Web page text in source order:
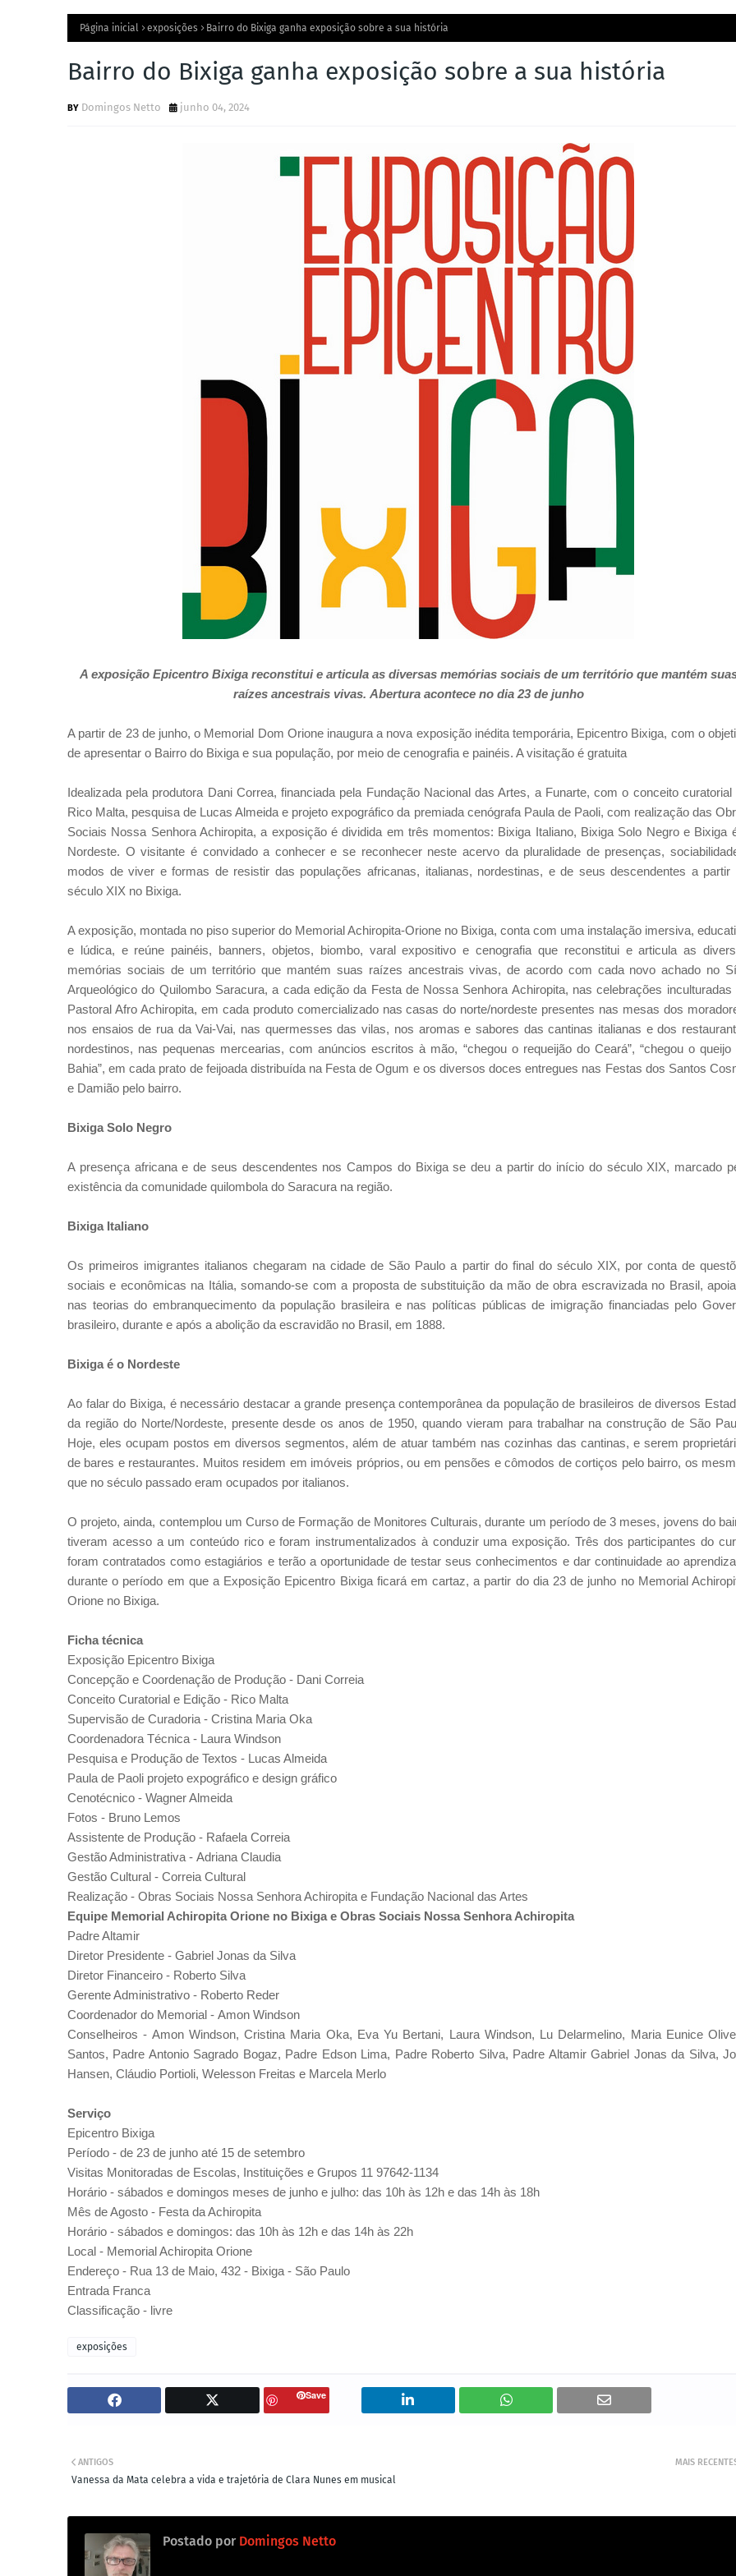
Página inicial exposições Bairro do Bixiga ganha exposição sobre a sua história
Bairro do Bixiga ganha exposição sobre a sua história
Domingos Netto junho 04, 2024
A exposição Epicentro Bixiga reconstitui e articula as diversas memórias sociais de um território que mantém
raízes ancestrais vivas. Abertura acontece no dia 23 de junho
A partir de 23 de junho, o Memorial Dom Orione inaugura a nova exposição inédita temporária, Epicentro Bixiga, com o
de apresentar o Bairro do Bixiga e sua população, por meio de cenografia e painéis. A visitação é gratuita
Idealizada pela produtora Dani Correa, financiada pela Fundação Nacional das Artes, a Funarte, com o conceito curatorial
Rico Malta, pesquisa de Lucas Almeida e projeto expográfico da premiada cenógrafa Paula de Paoli, com realização das
Sociais Nossa Senhora Achiropita, a exposição é dividida em três momentos: Bixiga Italiano, Bixiga Solo Negro e Bixiga
Nordeste. O visitante é convidado a conhecer e se reconhecer neste acervo da pluralidade de presenças,
modos de viver e formas de resistir das populações africanas, italianas, nordestinas, e de seus descendentes a partir
século XIX no Bixiga.
A exposição, montada no piso superior do Memorial Achiropita-Orione no Bixiga, conta com uma instalação imersiva,
e lúdica, e reúne painéis, banners, objetos, biombo, varal expositivo e cenografia que reconstitui e articula as
memórias sociais de um território que mantém suas raízes ancestrais vivas, de acordo com cada novo achado no
Arqueológico do Quilombo Saracura, a cada edição da Festa de Nossa Senhora Achiropita, nas celebrações inculturadas
Pastoral Afro Achiropita, em cada produto comercializado nas casas do norte/nordeste presentes nas mesas dos
nos ensaios de rua da Vai-Vai, nas quermesses das vilas, nos aromas e sabores das cantinas italianas e dos
nordestinos, nas pequenas mercearias, com anúncios escritos à mão, “chegou o requeijão do Ceará”, “chegou o queijo
Bahia”, em cada prato de feijoada distribuída na Festa de Ogum e os diversos doces entregues nas Festas dos Santos
e Damião pelo bairro.
Bixiga Solo Negro
A presença africana e de seus descendentes nos Campos do Bixiga se deu a partir do início do século XIX, marcado
existência da comunidade quilombola do Saracura na região.
Bixiga Italiano
Os primeiros imigrantes italianos chegaram na cidade de São Paulo a partir do final do século XIX, por conta de
sociais e econômicas na Itália, somando-se com a proposta de substituição da mão de obra escravizada no Brasil,
nas teorias do embranquecimento da população brasileira e nas políticas públicas de imigração financiadas pelo
brasileiro, durante e após a abolição da escravidão no Brasil, em 1888.
Bixiga é o Nordeste
Ao falar do Bixiga, é necessário destacar a grande presença contemporânea da população de brasileiros de diversos
da região do Norte/Nordeste, presente desde os anos de 1950, quando vieram para trabalhar na construção de São
Hoje, eles ocupam postos em diversos segmentos, além de atuar também nas cozinhas das cantinas, e serem
de bares e restaurantes. Muitos residem em imóveis próprios, ou em pensões e cômodos de cortiços pelo bairro, os
que no século passado eram ocupados por italianos.
O projeto, ainda, contemplou um Curso de Formação de Monitores Culturais, durante um período de 3 meses, jovens do
tiveram acesso a um conteúdo rico e foram instrumentalizados à conduzir uma exposição. Três dos participantes do
foram contratados como estagiários e terão a oportunidade de testar seus conhecimentos e dar continuidade ao
durante o período em que a Exposição Epicentro Bixiga ficará em cartaz, a partir do dia 23 de junho no Memorial
Orione no Bixiga.
Ficha técnica
Exposição Epicentro Bixiga
Concepção e Coordenação de Produção - Dani Correia
Conceito Curatorial e Edição - Rico Malta
Supervisão de Curadoria - Cristina Maria Oka
Coordenadora Técnica - Laura Windson
Pesquisa e Produção de Textos - Lucas Almeida
Paula de Paoli projeto expográfico e design gráfico
Cenotécnico - Wagner Almeida
Fotos - Bruno Lemos
Assistente de Produção - Rafaela Correia
Gestão Administrativa - Adriana Claudia
Gestão Cultural - Correia Cultural
Realização - Obras Sociais Nossa Senhora Achiropita e Fundação Nacional das Artes
Equipe Memorial Achiropita Orione no Bixiga e Obras Sociais Nossa Senhora Achiropita
Padre Altamir
Diretor Presidente - Gabriel Jonas da Silva
Diretor Financeiro - Roberto Silva
Gerente Administrativo - Roberto Reder
Coordenador do Memorial - Amon Windson
Conselheiros - Amon Windson, Cristina Maria Oka, Eva Yu Bertani, Laura Windson, Lu Delarmelino, Maria Eunice
Santos, Padre Antonio Sagrado Bogaz, Padre Edson Lima, Padre Roberto Silva, Padre Altamir Gabriel Jonas da Silva,
Hansen, Cláudio Portioli, Welesson Freitas e Marcela Merlo
Serviço
Epicentro Bixiga
Período - de 23 de junho até 15 de setembro
Visitas Monitoradas de Escolas, Instituições e Grupos 11 97642-1134
Horário - sábados e domingos meses de junho e julho: das 10h às 12h e das 14h às 18h
Mês de Agosto - Festa da Achiropita
Horário - sábados e domingos: das 10h às 12h e das 14h às 22h
Local - Memorial Achiropita Orione
Endereço - Rua 13 de Maio, 432 - Bixiga - São Paulo
Entrada Franca
Classificação - livre
exposições
Save
MAIS
ANTIGOS
Vanessa da Mata celebra a vida e trajetória de Clara Nunes em musical
Postado por Domingos Netto